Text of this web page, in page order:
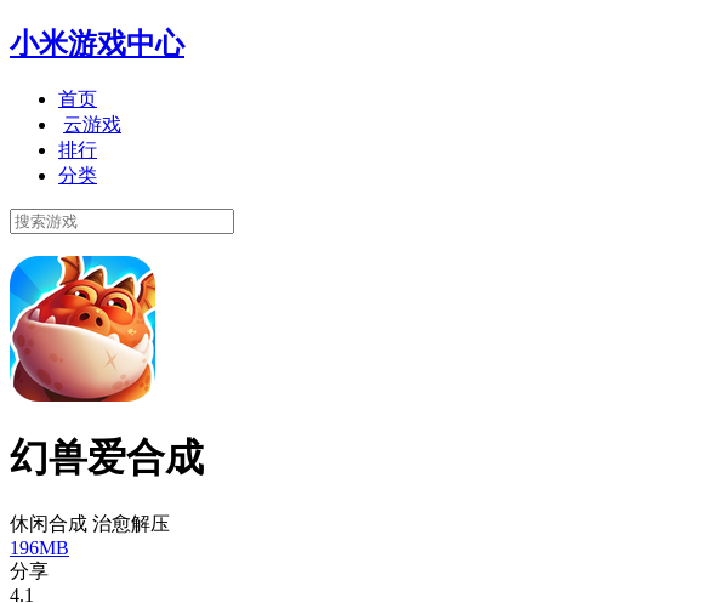
小米游戏中心
首页
云游戏
排行
分类
幻兽爱合成
休闲合成 治愈解压
196MB
分享
4.1